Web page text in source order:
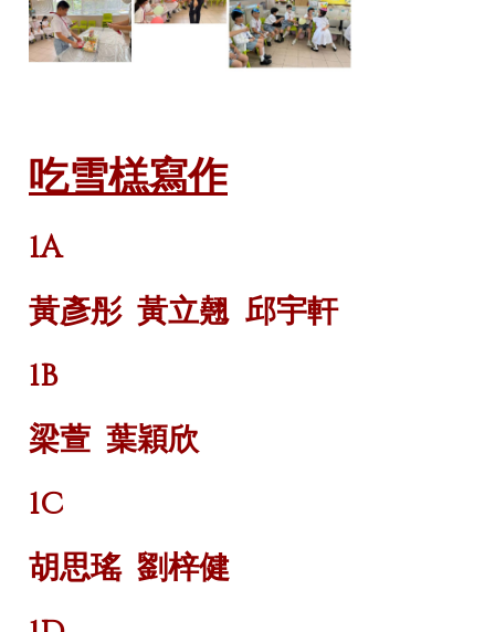
吃雪榚寫作
1A
黃彥彤 黃立翹 邱宇軒
1B
梁萱 葉穎欣
1C
胡思瑤 劉梓健